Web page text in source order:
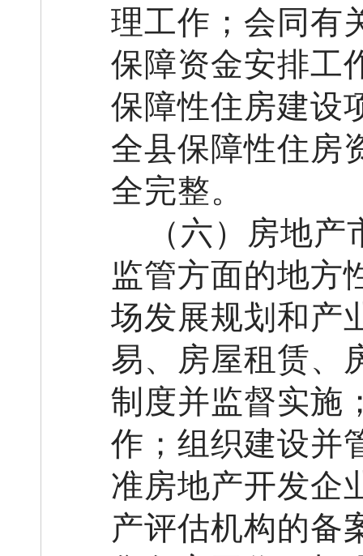
理工作 ； 会同有
保障资金安排工
保障性住房建设
全县保障性住房
全完整。
（六）房地
监管方面的地方
场发展规划和产
易、房屋租赁、
制度并监督实施
作；组织建设并
准房地产开发企
产评估机构的备